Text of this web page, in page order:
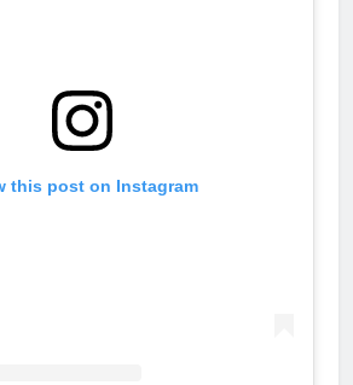
this post on Instagram